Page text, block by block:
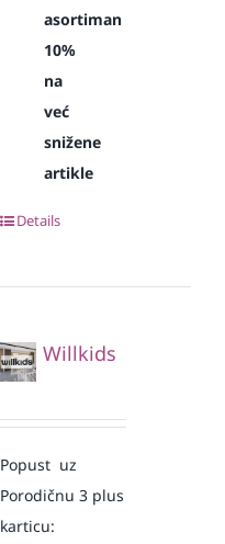
asortiman
10%
na
već
snižene
artikle
Details
Willkids
Popust uz
Porodičnu 3 plus
karticu: